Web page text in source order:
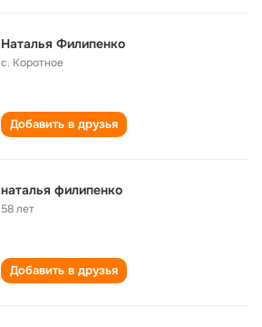
Наталья Филипенко
с. Коротное
Добавить в друзья
наталья филипенко
58 лет
Добавить в друзья